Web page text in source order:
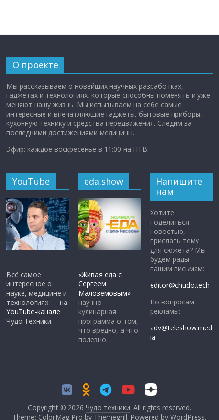
О проекте
Мы рассказываем о новейших научных разработках,
гаджетах и технологиях, которые способны поменять и уже
меняют нашу жизнь. Мы испытываем на себе самые
интересные и впечатляющие гаджеты, бытовые приборы,
кухонную технику и средства передвижения. Следим за
последними достижениями медицины.
Эфир: каждое воскресенье в 11:00 на НТВ.
YouTube
Всё самое
интересное о
науке, медицине и
технологиях — на
YouTube-канале
Чудо Техники.
eda.show
«Живая еда с
Сергеем
Малозёмовым» —
научно-
кулинарная
программа о том,
что вредно, а что
полезно.
Напишите
нам
Хотите
поделиться
новостью,
прислать тему
для сюжета? Мы
будем рады
вашим письмам:
editor@chudo.tech
По вопросам
рекламы:
adv@teleshow.med
ia
Copyright © 2026 Чудо техники. All rights reserved.
Theme: ColorMag Pro by Themegrill. Powered byWordPress.